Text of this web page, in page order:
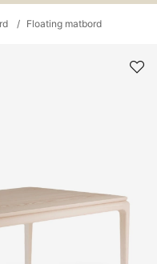
Floating matbord